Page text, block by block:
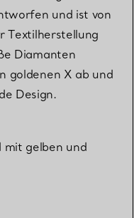
und ist von
Textilherstellung
Diamanten
goldenen X ab und
Design.
mit gelben und